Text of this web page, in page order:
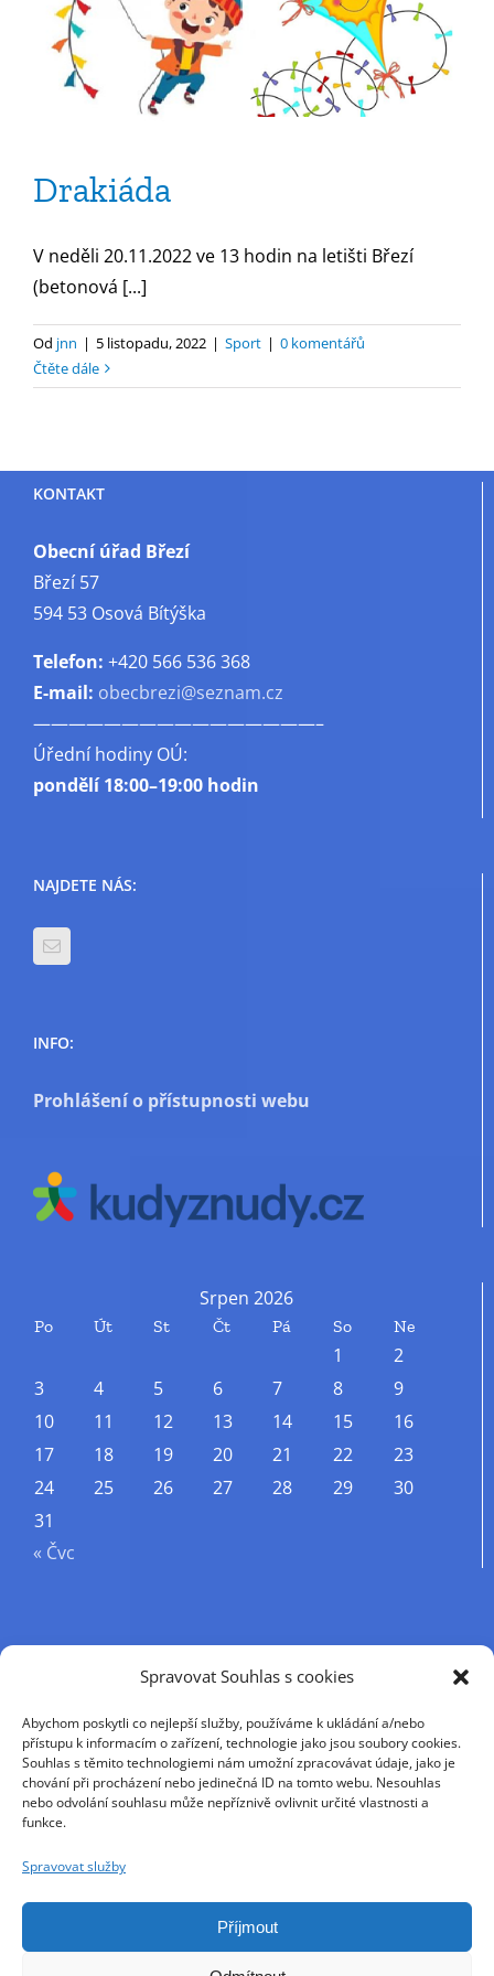
Spravovat Souhlas s cookies
Abychom poskytli co nejlepší služby, používáme k ukládání a/nebo
přístupu k informacím o zařízení, technologie jako jsou soubory cookies.
Souhlas s těmito technologiemi nám umožní zpracovávat údaje, jako je
chování při procházení nebo jedinečná ID na tomto webu. Nesouhlas
nebo odvolání souhlasu může nepříznivě ovlivnit určité vlastnosti a
funkce.
Spravovat služby
Příjmout
Drakiáda
V neděli 20.11.2022 ve 13 hodin na letišti Březí
(betonová [...]
Od jnn | 5 listopadu, 2022 | Sport | 0 komentářů
Čtěte dále
KONTAKT
Obecní úřad Březí
Březí 57
594 53 Osová Bítýška
Telefon: +420 566 536 368
E-mail: obecbrezi@seznam.cz
————————————————–
Úřední hodiny OÚ:
pondělí18:00–19:00 hodin
NAJDETE NÁS:
INFO:
Prohlášení o přístupnosti webu
Srpen 2026
Po Út St Čt Pá So Ne
1
2
3
4 5 6 7 8
9
10
11 12 13 14 15
16
17
18 19 20 21 22
23
24
25 26 27 28 29
30
31
« Čvc
Příjmení
Křestní jméno
E-mail
Pokračováním přijímáte zásady ochrany osobních